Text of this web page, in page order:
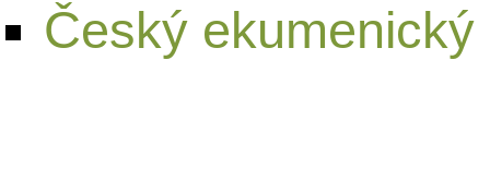
Český ekumenický